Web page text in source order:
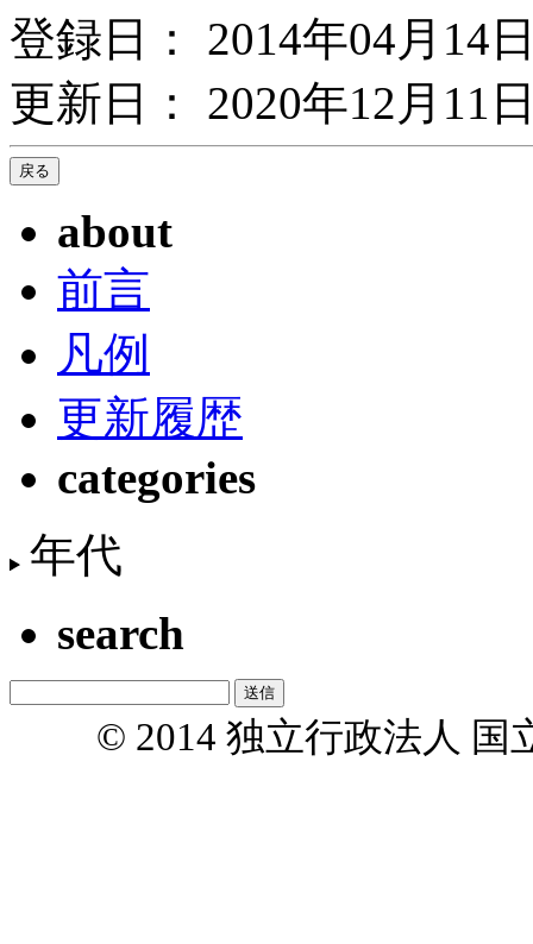
登録日： 2014年04月14
更新日： 2020年12月11
about
前言
凡例
更新履歴
categories
年代
search
© 2014 独立行政法人 国